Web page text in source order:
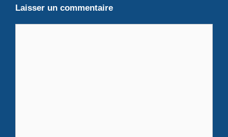
Laisser un commentaire